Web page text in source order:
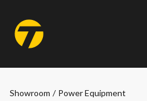
Showroom / Power Equipment